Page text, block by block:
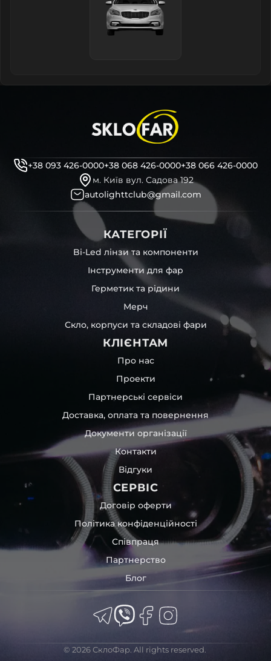
+38 093 426-0000+38 068 426-0000+38 066 426-0000
м. Київ вул. Садова 192
autolighttclub@gmail.com
КАТЕГОРІЇ
Bi-Led лінзи та компоненти
Інструменти для фар
Герметик та рідини
Мерч
Скло, корпуси та складові фари
КЛІЄНТАМ
Про нас
Проекти
Партнерські сервіси
Доставка, оплата та повернення
Документи організації
Контакти
Відгуки
СЕРВІС
Договір оферти
Політика конфіденційності
Співпраця
Партнерство
Блог
© 2026 СклоФар. All rights reserved.